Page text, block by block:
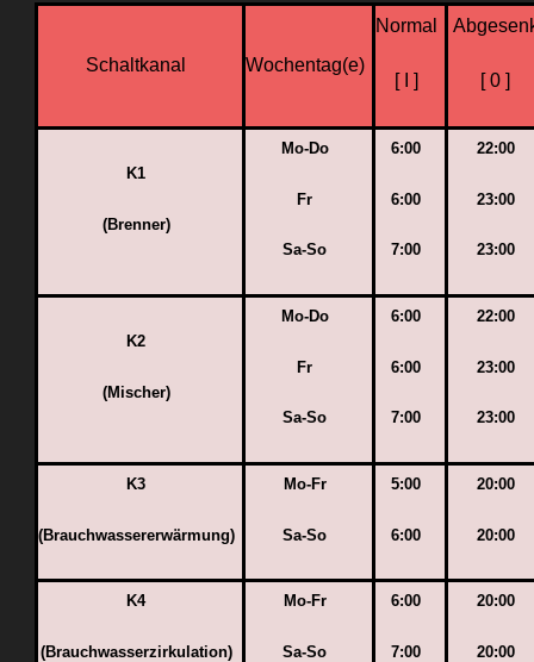
Schaltkanal Wochentag(e)
Normal
[ I ] [ 0 ]
K1
(Brenner)
Mo-Do
Fr
Sa-So
6:00
6:00
7:00
22:00
23:00
23:00
K2
(Mischer)
Mo-Do
Fr
Sa-So
6:00
6:00
7:00
22:00
23:00
23:00
K3
(Brauchwassererwärmung)
Mo-Fr
Sa-So
5:00
6:00
20:00
20:00
K4
(Brauchwasserzirkulation)
Mo-Fr
Sa-So
6:00
7:00
20:00
20:00